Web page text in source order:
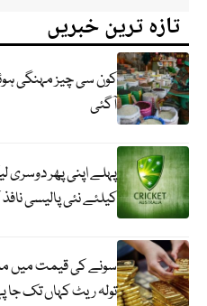
تازہ ترین خبریں
کون سی چیز مہنگی
آگئی
پہلے اپنی پھر دوسری
کیلئے نئی پالیسی
سونے کی قیمت میں
تولہ ریٹ کہاں تک جا